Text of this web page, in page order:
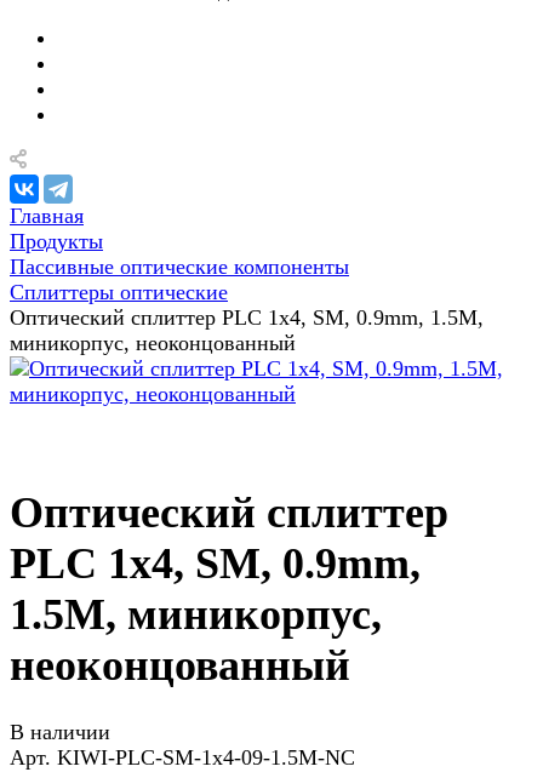
Главная
Продукты
Пассивные оптические компоненты
Сплиттеры оптические
Оптический сплиттер PLC 1х4, SM, 0.9mm, 1.5M,
миникорпус, неоконцованный
Оптический сплиттер
PLC 1х4, SM, 0.9mm,
1.5M, миникорпус,
неоконцованный
В наличии
Арт. KIWI-PLC-SM-1x4-09-1.5M-NC